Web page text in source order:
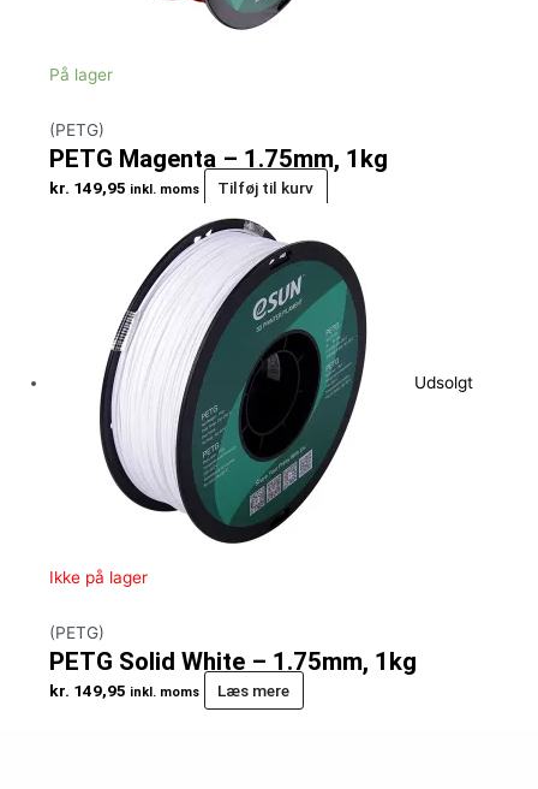
På lager
(PETG)
PETG Magenta – 1.75mm, 1kg
kr. 149,95 inkl. moms Tilføj til kurv
Udsolgt
Ikke på lager
(PETG)
PETG Solid White – 1.75mm, 1kg
kr. 149,95 inkl. moms Læs mere